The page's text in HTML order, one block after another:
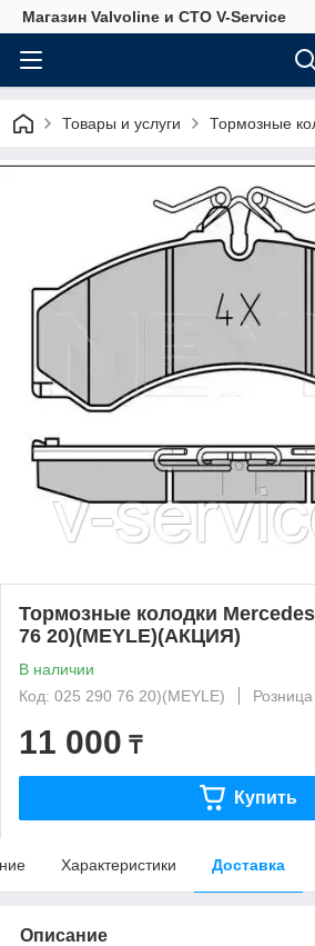
Магазин Valvoline и СТО V-Service
Товары и услуги Тормозные
Тормозные колодки
76 20)(MEYLE)(АКЦИЯ)
В наличии
Код: 025 290 76 20)(MEYLE)
Розница
11 000 ₸
Купить
Характеристики Доставка
Описание